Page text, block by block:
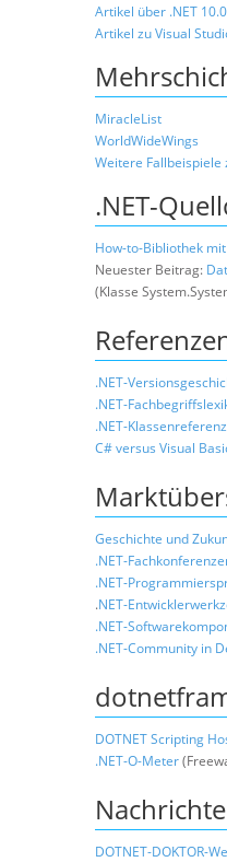
Artikel über .NET 10.0
Artikel zu Visual
MiracleList
WorldWideWings
Weitere Fallbeispiele
.NET-
How-to-Bibliothek
Neuester Beitrag:
(Klasse
.NET-
.NET-
.NET-Klassenreferenz
C# versus Visual
Geschichte und
.NET-
.NET-
.NET-
.NET-
.NET-Community in
DOTNET Scripting
.NET-O-Meter
DOTNET-DOKTOR-